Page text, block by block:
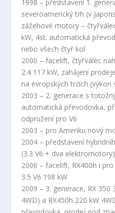
1998 – představení 1.
severoamerický trh (v
zážehové motory –
kW, 4st. automatická
nebo všech čtyř kol
2000 – facelift, čtyřválec
2.4 117 kW, zahájení
na evropských trzích (výkon
2003 – 2. generace s
automatická převodovka,
odpružení pro V6
2003 – pro Ameriku nový
2004 – představení
(3.3 V6 + dva elektromotory)
2006 – facelift, RX400h i
3.5 V6 198 kW
2009 – 3. generace, RX 350
4WD) a RX450h 220 kW